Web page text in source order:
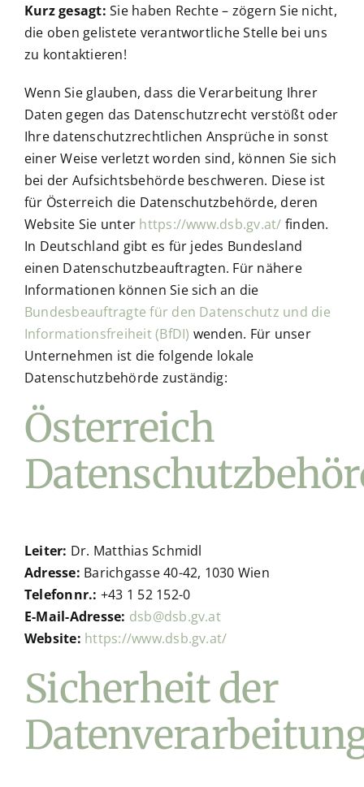
Kurz gesagt: Sie haben Rechte – zögern Sie nicht,
die oben gelistete verantwortliche Stelle bei uns
zu kontaktieren!
Wenn Sie glauben, dass die Verarbeitung Ihrer
Daten gegen das Datenschutzrecht verstößt oder
Ihre datenschutzrechtlichen Ansprüche in sonst
einer Weise verletzt worden sind, können Sie sich
bei der Aufsichtsbehörde beschweren. Diese ist
für Österreich die Datenschutzbehörde, deren
Website Sie unter https://www.dsb.gv.at/ finden.
In Deutschland gibt es für jedes Bundesland
einen Datenschutzbeauftragten. Für nähere
Informationen können Sie sich an die
Bundesbeauftragte für den Datenschutz und die
Informationsfreiheit (BfDI) wenden. Für unser
Unternehmen ist die folgende lokale
Datenschutzbehörde zuständig:
Österreich
Leiter: Dr. Matthias Schmidl
Adresse: Barichgasse 40-42, 1030 Wien
Telefonnr.: +43 1 52 152-0
E-Mail-Adresse: dsb@dsb.gv.at
Website: https://www.dsb.gv.at/
Sicherheit der